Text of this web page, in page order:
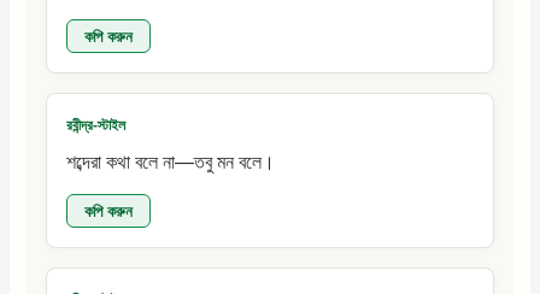
কপি করুন
রবীন্দ্র-স্টাইল
শব্দেরা কথা বলে না—তবু মন বলে।
কপি করুন